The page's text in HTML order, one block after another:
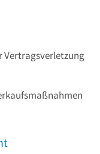
Vertragsverletzung